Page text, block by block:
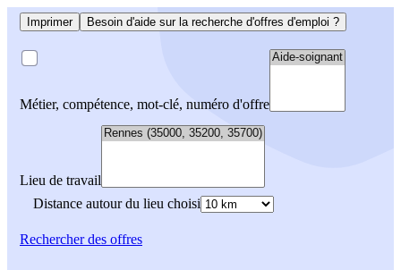
Imprimer Besoin d'aide sur la recherche d'offres d'emploi ?
Métier, compétence, mot-clé, numéro d'offre
Lieu de travail
Distance autour du lieu choisi
Rechercherdes offres